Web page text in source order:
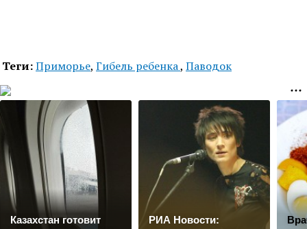
Теги:Приморье, Гибель ребенка, Паводок
Казахстан готовит
РИА Новости: